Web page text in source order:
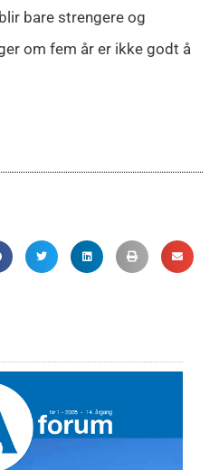
bare strengere og
om fem år er ikke godt å